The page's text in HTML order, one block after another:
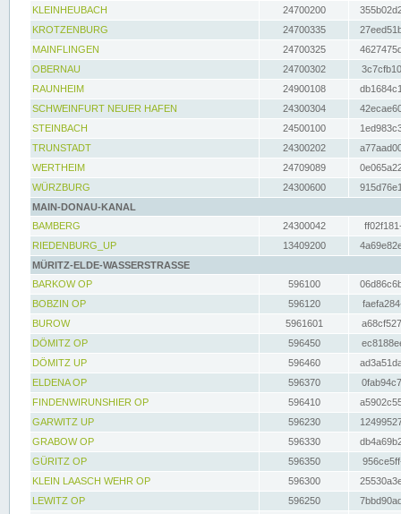
KLEINHEUBACH 24700200
KROTZENBURG
24700335
MAINFLINGEN
24700325
OBERNAU
24700302
RAUNHEIM
24900108
SCHWEINFURT NEUER HAFEN
24300304
STEINBACH
24500100
TRUNSTADT
24300202
WERTHEIM
24709089
WÜRZBURG
24300600
MAIN-DONAU-KANAL
BAMBERG
24300042
RIEDENBURG_UP
13409200
MÜRITZ-ELDE-WASSERSTRASSE
BARKOW OP
596100
BOBZIN OP
596120
BUROW
5961601
DÖMITZ OP
596450
DÖMITZ UP
596460
ELDENA OP
596370
FINDENWIRUNSHIER OP
596410
GARWITZ UP
596230
GRABOW OP
596330
GÜRITZ OP
596350
KLEIN LAASCH WEHR OP
596300
LEWITZ OP
596250